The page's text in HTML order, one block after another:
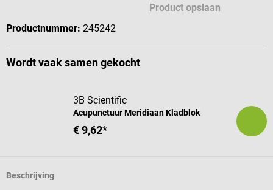
Product opslaan
Productnummer: 245242
Wordt vaak samen gekocht
3B Scientific
Acupunctuur Meridiaan Kladblok
€ 9,62*
Beschrijving